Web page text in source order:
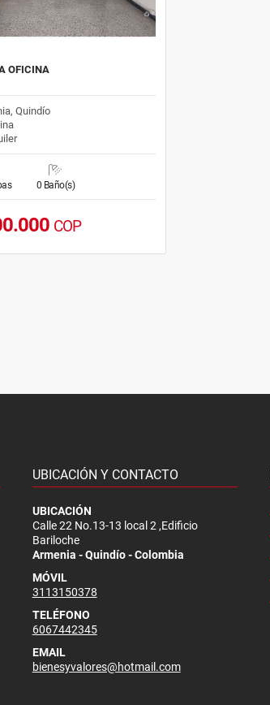
OFICINA
Quindío
0 Baño(s)
COP
UBICACIÓN Y CONTACTO
UBICACIÓN
Calle 22 No.13-13 local 2 ,Edificio
Bariloche
Armenia - Quindío - Colombia
MÓVIL
3113150378
TELÉFONO
6067442345
EMAIL
bienesyvalores@hotmail.com